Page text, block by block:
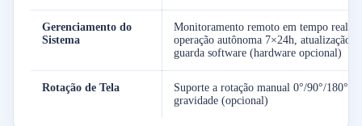
Gerenciamento do
Sistema
Monitoramento remoto em tempo real,
operação autônoma 7×24h, atualização
guarda software (hardware opcional)
Rotação de Tela
Suporte a rotação manual 0°/90°/180°/
gravidade (opcional)